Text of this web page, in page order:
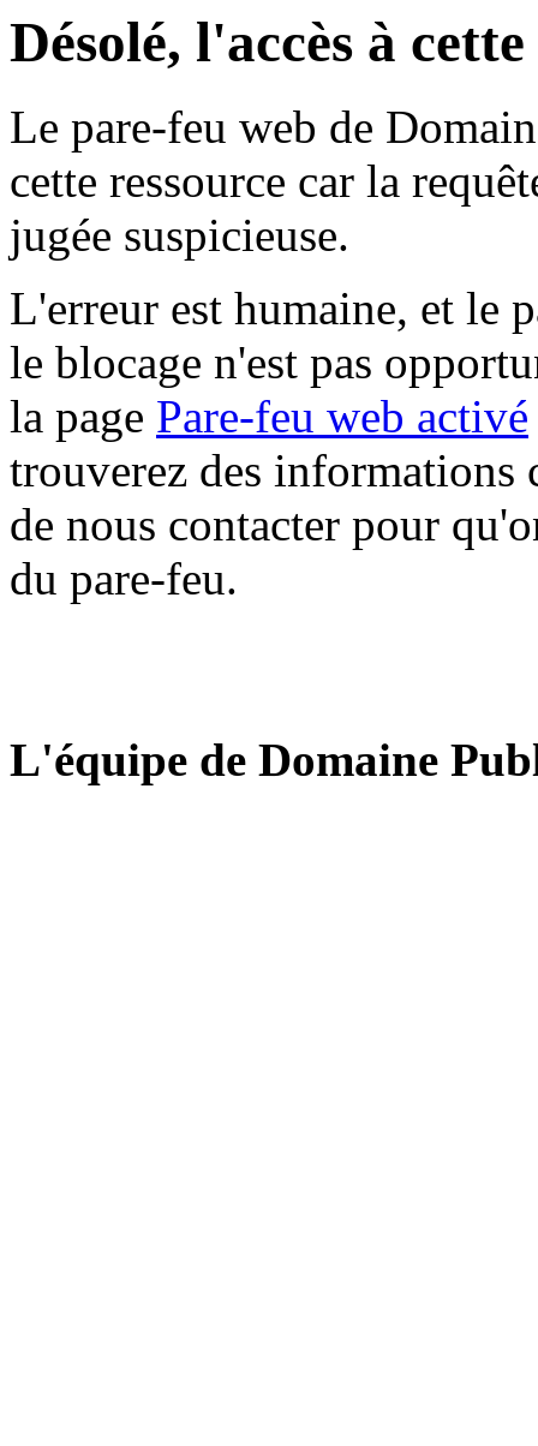
Désolé, l'accès à
Le pare-feu web de
cette ressource car la
jugée suspicieuse.
L'erreur est humaine, et le
le blocage n'est pas
la page Pare-feu web activé
trouverez des informations
de nous contacter pour
du pare-feu.
L'équipe de Domaine